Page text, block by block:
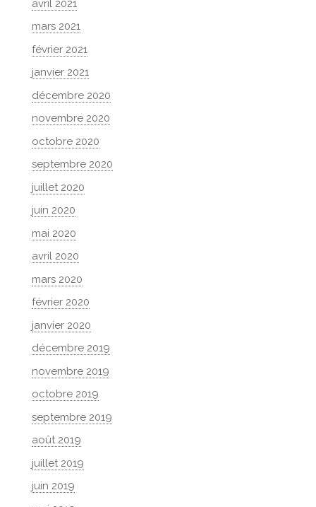
avril 2021
mars 2021
février 2021
janvier 2021
décembre 2020
novembre 2020
octobre 2020
septembre 2020
juillet 2020
juin 2020
mai 2020
avril 2020
mars 2020
février 2020
janvier 2020
décembre 2019
novembre 2019
octobre 2019
septembre 2019
août 2019
juillet 2019
juin 2019